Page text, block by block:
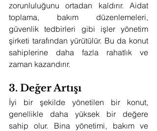
zorunluluğunu ortadan kaldırır. Aidat
toplama, bakım düzenlemeleri,
güvenlik tedbirleri gibi işler yönetim
şirketi tarafından yürütülür. Bu da konut
sahiplerine daha fazla rahatlık ve
zaman kazandırır.
3. Değer Artışı
İyi bir şekilde yönetilen bir konut,
genellikle daha yüksek bir değere
sahip olur. Bina yönetimi, bakım ve